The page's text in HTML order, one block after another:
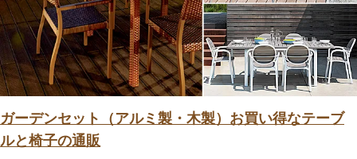
ガーデンセット（アルミ製・木製）お買い得なテーブ
ルと椅子の通販